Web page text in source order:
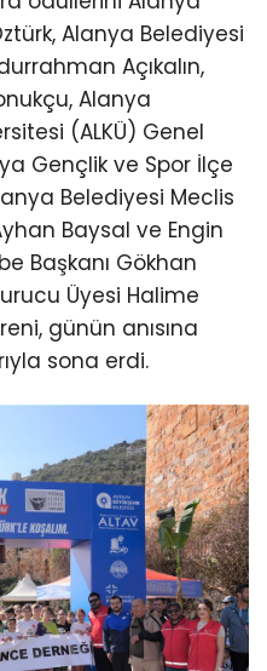
Alanya Belediyesi
Açıkalın,
Alanya
(ALKÜ) Genel
Gençlik ve Spor İlçe
Belediyesi Meclis
Baysal ve Engin
Başkanı Gökhan
Üyesi Halime
günün anısına
sona erdi.